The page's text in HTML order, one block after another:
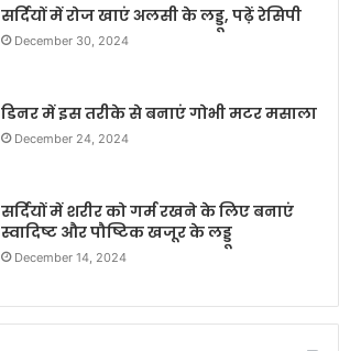
सर्दियों में रोज खाएं अलसी के लड्डू, पढ़ें रेसिपी
December 30, 2024
डिनर में इस तरीके से बनाएं गोभी मटर मसाला
December 24, 2024
सर्दियों में शरीर को गर्म रखने के लिए बनाएं
स्वादिष्ट और पौष्टिक खजूर के लड्डू
December 14, 2024